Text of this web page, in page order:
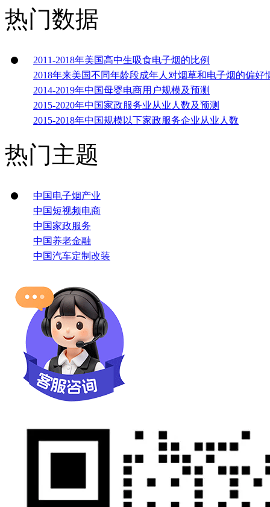
热门数据
2011-2018年美国高中生吸食电子烟的比例
2018年来美国不同年龄段成年人对烟草和电子烟的偏好
2014-2019年中国母婴电商用户规模及预测
2015-2020年中国家政服务业从业人数及预测
2015-2018年中国规模以下家政服务企业从业人数
热门主题
中国电子烟产业
中国短视频电商
中国家政服务
中国养老金融
中国汽车定制改装